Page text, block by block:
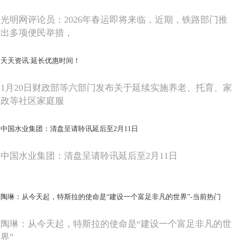
光明网评论员：2026年春运即将来临，近期，铁路部门推
出多项便民举措，
天天资讯:延长优惠时间！
1月20日财政部等六部门发布关于延续实施养老、托育、家
政等社区家庭服
中国水业集团：清盘呈请聆讯延后至2月11日
中国水业集团：清盘呈请聆讯延后至2月11日
陶琳：从今天起，特斯拉的使命是“建设一个富足非凡的世界”-当前热门
陶琳：从今天起，特斯拉的使命是“建设一个富足非凡的世
界”